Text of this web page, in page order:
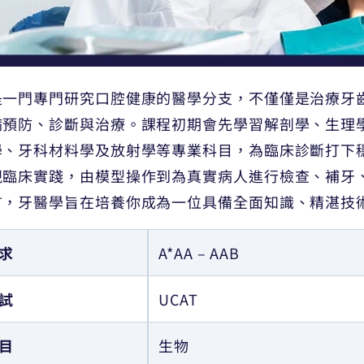
門專門研究口腔健康的醫學分支，不僅僅是治療
防、診斷與治療。課程初期會先學習解剖學、生
牙科材料學及放射學等專業科目，為臨床診斷打
床實踐，由模型操作到為真實病人進行檢查、補
牙醫學旨在培養你成為一位具備全面知識、精湛
A*AA – AAB
UCAT
生物